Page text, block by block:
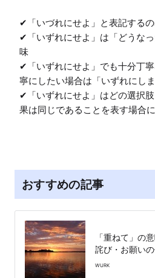
✔︎「いづれにせよ」と表記する
✔︎「いずれにせよ」は「どうな
味
✔︎「いずれにせよ」でも十分丁
寧にしたい場合は「いずれにし
✔︎「いずれにせよ」はどの選択
果は同じであることを表す場合
おすすめの記事
「重ねて」の
詫び・お願い
WURK